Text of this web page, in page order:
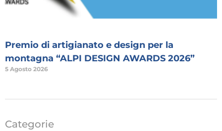
Premio di artigianato e design per la
montagna “ALPI DESIGN AWARDS 2026”
5 Agosto 2026
Categorie